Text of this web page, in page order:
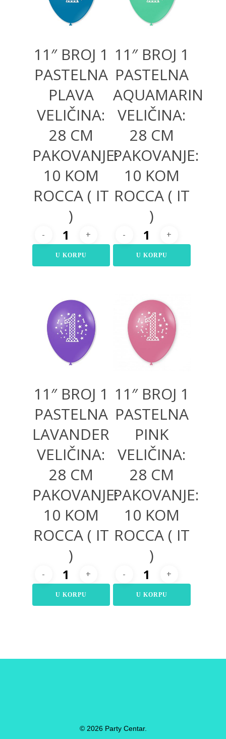
11″ BROJ 1
PASTELNA
PLAVA
VELIČINA:
28 CM
PAKOVANJE:
10 KOM
ROCCA ( IT
)
U KORPU
11″ BROJ 1
PASTELNA
AQUAMARIN
VELIČINA:
28 CM
PAKOVANJE:
10 KOM
ROCCA ( IT
)
U KORPU
300,00RSD
11″ BROJ 1
PASTELNA
LAVANDER
VELIČINA:
28 CM
PAKOVANJE:
10 KOM
ROCCA ( IT
)
U KORPU
300,00RSD
11″ BROJ 1
PASTELNA
PINK
VELIČINA:
28 CM
PAKOVANJE:
10 KOM
ROCCA ( IT
)
U KORPU
© 2026 Party Centar.